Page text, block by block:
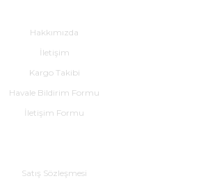
Hakkımızda
İletişim
Kargo Takibi
Havale Bildirim Formu
İletişim Formu
Satış Sözleşmesi